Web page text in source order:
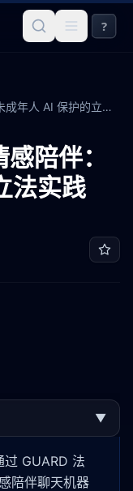
?
GUARD 法案与 AI 情感陪伴：未成年人 AI 保护的立法实践
陪伴：
法实践
▼
GUARD 法
陪伴聊天机器